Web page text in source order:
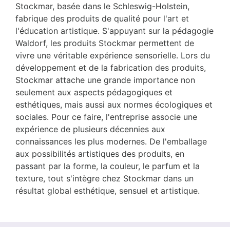
Stockmar, basée dans le Schleswig-Holstein,
fabrique des produits de qualité pour l'art et
l'éducation artistique. S'appuyant sur la pédagogie
Waldorf, les produits Stockmar permettent de
vivre une véritable expérience sensorielle. Lors du
développement et de la fabrication des produits,
Stockmar attache une grande importance non
seulement aux aspects pédagogiques et
esthétiques, mais aussi aux normes écologiques et
sociales. Pour ce faire, l'entreprise associe une
expérience de plusieurs décennies aux
connaissances les plus modernes. De l'emballage
aux possibilités artistiques des produits, en
passant par la forme, la couleur, le parfum et la
texture, tout s'intègre chez Stockmar dans un
résultat global esthétique, sensuel et artistique.